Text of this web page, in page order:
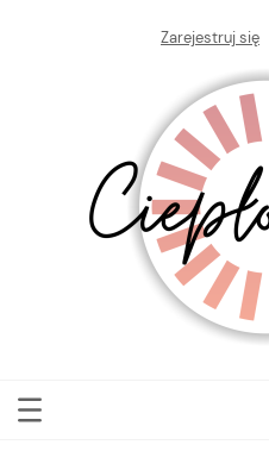
Zarejestruj się